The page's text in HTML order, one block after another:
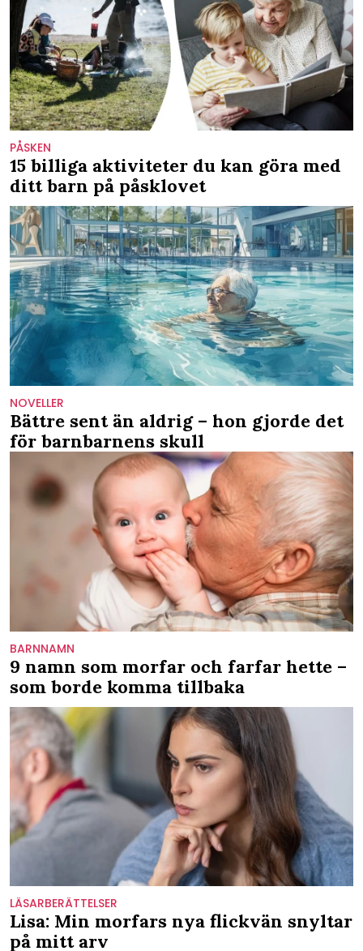
PÅSKEN
15 billiga aktiviteter du kan göra med
ditt barn på påsklovet
NOVELLER
Bättre sent än aldrig – hon gjorde det
för barnbarnens skull
BARNNAMN
9 namn som morfar och farfar hette –
som borde komma tillbaka
LÄSARBERÄTTELSER
Lisa: Min morfars nya flickvän snyltar
på mitt arv